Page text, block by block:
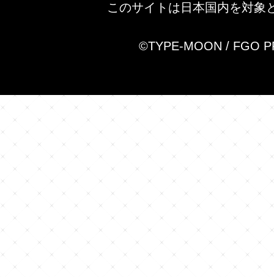
このサイトは日本国内を対象
©TYPE-MOON / FGO